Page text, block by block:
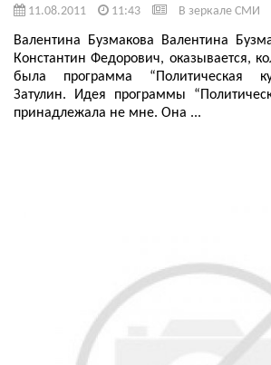
11.08.2011 11:43 В зеркале СМИ
Валентина Бузмакова Валентина
Константин Федорович, оказывается,
была программа “Политическая
Затулин. Идея программы
принадлежала не мне. Она ...